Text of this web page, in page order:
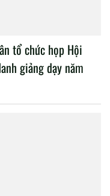
tổ chức họp Hội
giảng dạy năm